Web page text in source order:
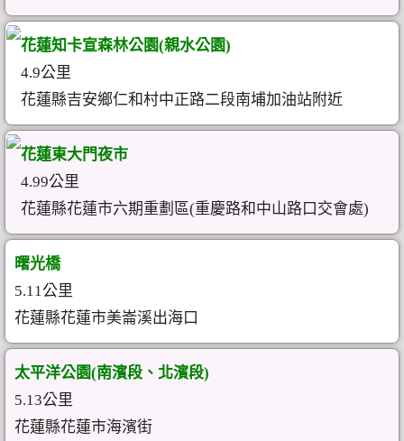
花蓮知卡宣森林公園(親水公園)
4.9公里
花蓮縣吉安鄉仁和村中正路二段南埔加油站附近
花蓮東大門夜市
4.99公里
花蓮縣花蓮市六期重劃區(重慶路和中山路口交會處)
曙光橋
5.11公里
花蓮縣花蓮市美崙溪出海口
太平洋公園(南濱段、北濱段)
5.13公里
花蓮縣花蓮市海濱街